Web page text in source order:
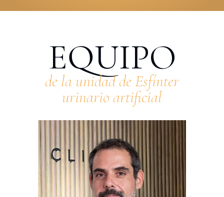
EQUIPO
de la unidad de Esfínter
urinario artificial